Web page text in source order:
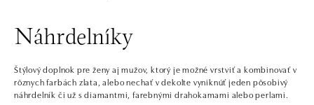
Náhrdelníky
Štýlový doplnok pre ženy aj mužov, ktorý je možné vrstviť a kombinovať v
rôznych farbách zlata, alebo nechať v dekolte vyniknúť jeden pôsobivý
náhrdelník či už s diamantmi, farebnými drahokamami alebo perlami.